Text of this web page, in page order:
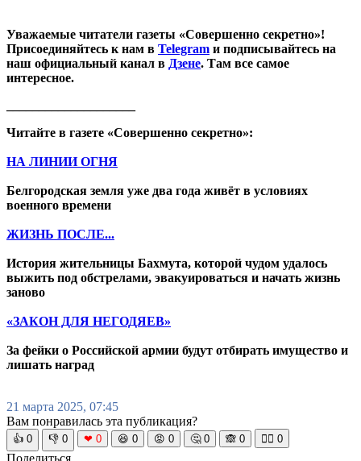
Уважаемые читатели газеты «Совершенно секретно»!
Присоединяйтесь к нам в Telegram и подписывайтесь на
наш официальный канал в Дзене. Там все самое
интересное.
Читайте в газете «Совершенно секретно»:
НА ЛИНИИ ОГНЯ
Белгородская земля уже два года живёт в условиях
военного времени
ЖИЗНЬ ПОСЛЕ...
История жительницы Бахмута, которой чудом удалось
выжить под обстрелами, эвакуироваться и начать жизнь
заново
«ЗАКОН ДЛЯ НЕГОДЯЕВ»
За фейки о Российской армии будут отбирать имущество и
лишать наград
21 марта 2025, 07:45
Вам понравилась эта публикация?
👍 0 👎 0 ❤ 0 😆 0 😡 0 🤔 0 🙈 0 🧘‍♀️ 0
Поделиться